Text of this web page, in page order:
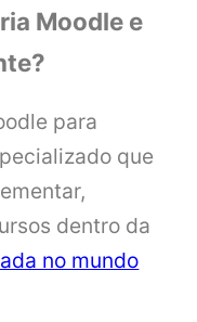
Moodle e
para
que
dentro da
no mundo